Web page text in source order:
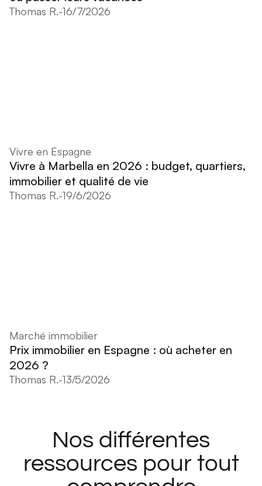
Thomas R.-16/7/2026
Vivre en Espagne
Vivre à Marbella en 2026 : budget, quartiers,
immobilier et qualité de vie
Thomas R.-19/6/2026
Marché immobilier
Prix immobilier en Espagne : où acheter en
2026 ?
Thomas R.-13/5/2026
Nos différentes
ressources pour tout